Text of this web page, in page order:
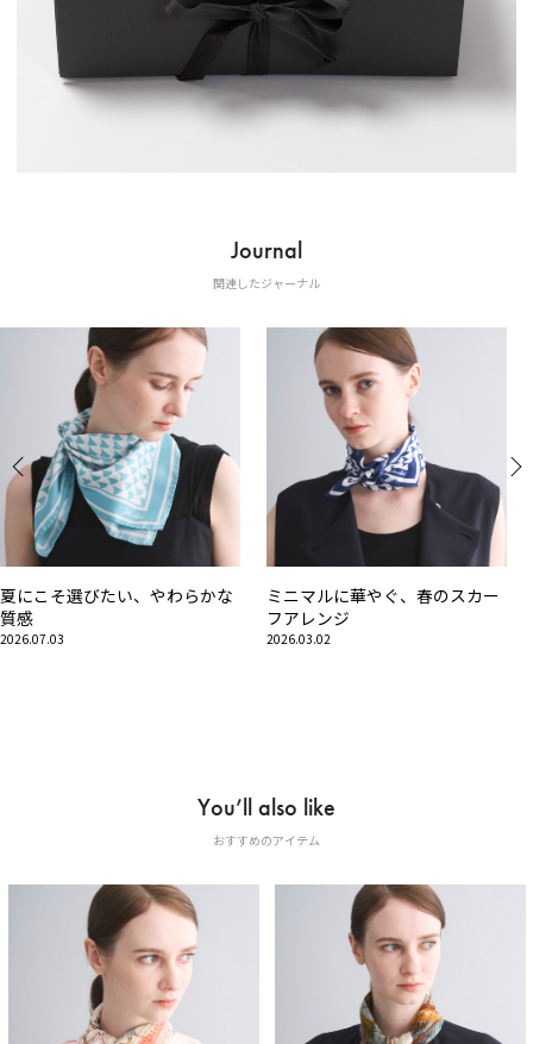
Journal
関連したジャーナル
夏にこそ選びたい、やわらかな
質感
2026.07.03
ミニマルに華やぐ、春のスカー
フアレンジ
2026.03.02
You’ll also like
おすすめのアイテム